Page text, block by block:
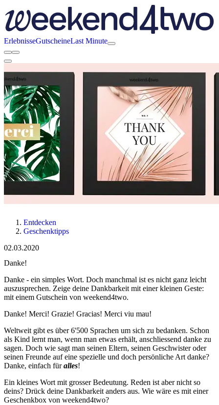
ErlebnisseGutscheineLast Minute
Entdecken
Geschenktipps
02.03.2020
Danke!
Danke - ein simples Wort. Doch manchmal ist es nicht ganz leicht
auszusprechen. Zeige deine Dankbarkeit mit einer kleinen Geste:
mit einem Gutschein von weekend4two.
Danke! Merci! Grazie! Gracias! Merci viu mau!
Weltweit gibt es über 6'500 Sprachen um sich zu bedanken. Schon
als Kind lernt man, wenn man etwas erhält, anschliessend danke zu
sagen. Doch wie sagt man seinen Eltern, seinen Geschwister oder
seinen Freunde auf eine spezielle und doch persönliche Art danke?
Danke, einfach füralles!
Ein kleines Wort mit grosser Bedeutung. Reden ist aber nicht so
deins? Drück deine Dankbarkeit anders aus. Wie wäre es mit einer
Geschenkbox von weekend4two?